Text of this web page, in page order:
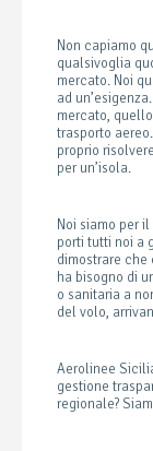
Non capiamo
qualsivoglia
mercato. Noi
ad
mercato,
trasporto
proprio
per un’isola.
Noi siamo per
porti tutti noi a
dimostrare
ha bisogno di
o sanitaria a
del volo,
Aerolinee
gestione
regionale?